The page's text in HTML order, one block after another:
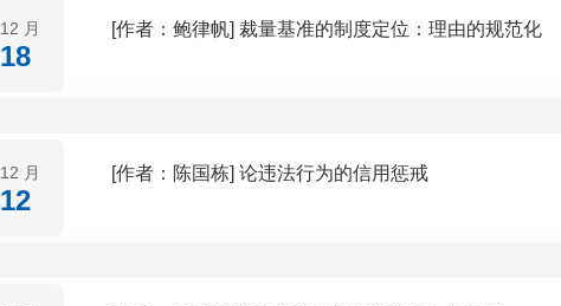
12 月
18
[作者：鲍律帆] 裁量基准的制度定位：理由的规范化
12 月
12
[作者：陈国栋] 论违法行为的信用惩戒